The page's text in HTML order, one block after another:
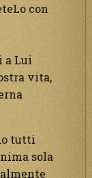
con
a Lui
vita,
tutti
sola